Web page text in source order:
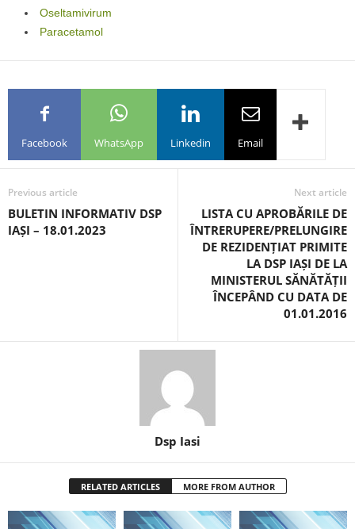
Oseltamivirum
Paracetamol
Facebook WhatsApp Linkedin Email
Previous article
BULETIN INFORMATIV DSP
IAȘI – 18.01.2023
Next article
LISTA CU APROBĂRILE DE
ÎNTRERUPERE/PRELUNGIRE
DE REZIDENȚIAT PRIMITE
LA DSP IAȘI DE LA
MINISTERUL SĂNĂTĂȚII
ÎNCEPÂND CU DATA DE
01.01.2016
Dsp Iasi
RELATED ARTICLES MORE FROM AUTHOR